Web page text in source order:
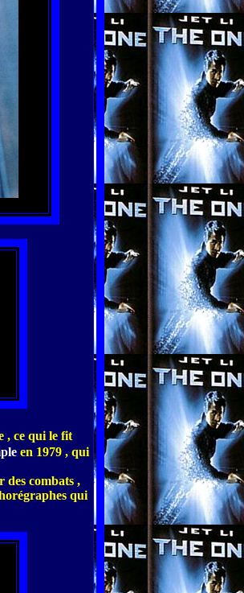
, ce qui le fit
en 1979 , qui
des combats ,
qui